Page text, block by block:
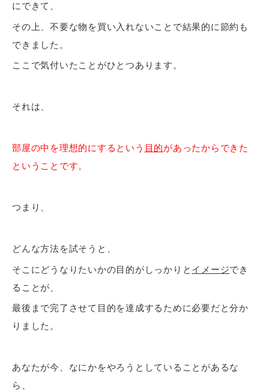
にできて、
その上、不要な物を買い入れないことで結果的に節約も
できました。
ここで気付いたことがひとつあります。
それは、
部屋の中を理想的にするという 目的があったからできた
ということです。
つまり、
どんな方法を試そうと、
そこにどうなりたいかの目的がしっかりと イメージでき
ることが、
最後まで完了させて目的を達成するために必要だと分か
りました。
あなたが今、なにかをやろうとしていることがあるな
ら、